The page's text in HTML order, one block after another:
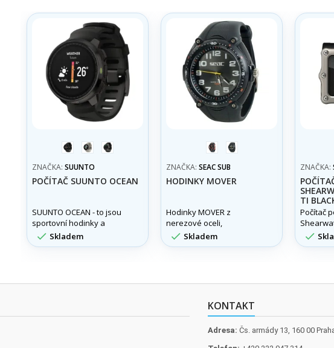
All
SandSteel
ZNAČKA: SUUNTO
POČÍTAČ SUUNTO OCEAN
SUUNTO OCEAN - to jsou
sportovní hodinky a
potápěčský počítač v
jednom, určený pro
 Skladem
červenáčerná
ZNAČKA: SEAC SUB
HODINKY MOVER
Hodinky MOVER z
nerezové oceli,
voděodolné do 100m.
 Skladem
ZNAČKA:
TI
Počítač
Black

KONTAKT
Adresa: Čs. armády 13, 160 00